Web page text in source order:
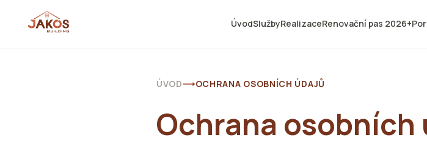
ÚvodSlužbyRealizaceRenovační pas 2026+
ÚVOD⟶OCHRANA OSOBNÍCH ÚDAJŮ
Ochrana osobních